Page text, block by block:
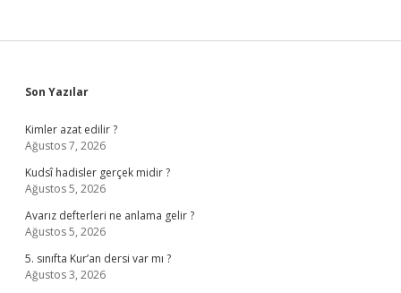
Sidebar
Son Yazılar
Kimler azat edilir ?
Ağustos 7, 2026
Kudsî hadisler gerçek midir ?
Ağustos 5, 2026
Avarız defterleri ne anlama gelir ?
Ağustos 5, 2026
5. sınıfta Kur’an dersi var mı ?
Ağustos 3, 2026